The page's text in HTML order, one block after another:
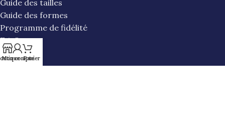
Guide des tailles
Guide des formes
Programme de fidélité
F.A.Q
Mon compte
Panier